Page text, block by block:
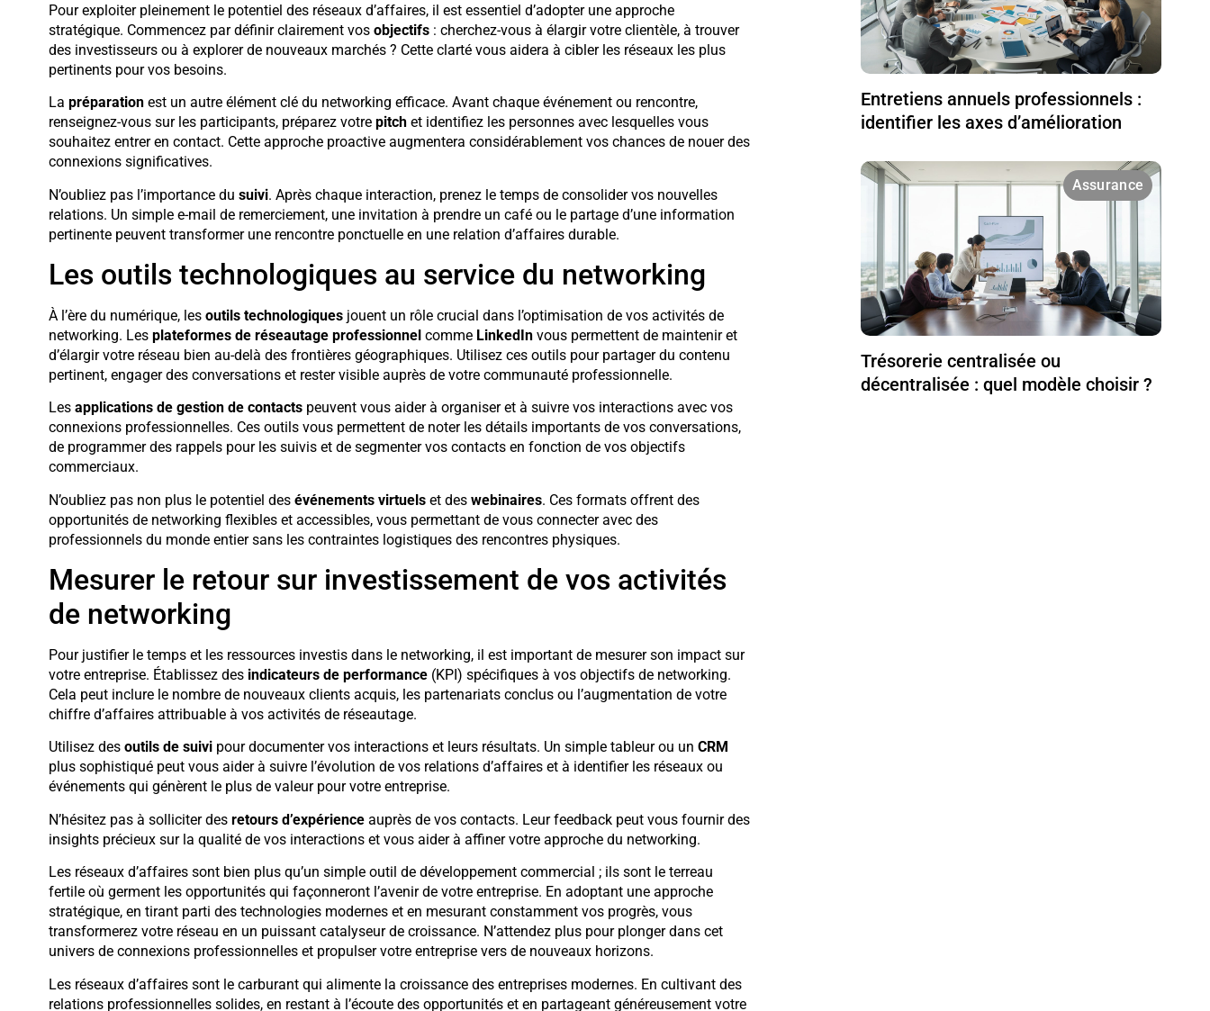
Pour exploiter pleinement le potentiel des réseaux d’affaires, il est essentiel d’adopter une approche
stratégique. Commencez par définir clairement vos objectifs: cherchez-vous à élargir votre clientèle, à trouver
des investisseurs ou à explorer de nouveaux marchés ? Cette clarté vous aidera à cibler les réseaux les plus
pertinents pour vos besoins.
La préparationest un autre élément clé du networking efficace. Avant chaque événement ou rencontre,
renseignez-vous sur les participants, préparez votre pitchet identifiez les personnes avec lesquelles vous
souhaitez entrer en contact. Cette approche proactive augmentera considérablement vos chances de nouer des
connexions significatives.
N’oubliez pas l’importance du suivi. Après chaque interaction, prenez le temps de consolider vos nouvelles
relations. Un simple e-mail de remerciement, une invitation à prendre un café ou le partage d’une information
pertinente peuvent transformer une rencontre ponctuelle en une relation d’affaires durable.
Les outils technologiques au service du networking
À l’ère du numérique, les outils technologiquesjouent un rôle crucial dans l’optimisation de vos activités de
networking. Les plateformes de réseautage professionnelcomme LinkedInvous permettent de maintenir et
d’élargir votre réseau bien au-delà des frontières géographiques. Utilisez ces outils pour partager du contenu
pertinent, engager des conversations et rester visible auprès de votre communauté professionnelle.
Les applications de gestion de contactspeuvent vous aider à organiser et à suivre vos interactions avec vos
connexions professionnelles. Ces outils vous permettent de noter les détails importants de vos conversations,
de programmer des rappels pour les suivis et de segmenter vos contacts en fonction de vos objectifs
commerciaux.
N’oubliez pas non plus le potentiel des événements virtuelset des webinaires. Ces formats offrent des
opportunités de networking flexibles et accessibles, vous permettant de vous connecter avec des
professionnels du monde entier sans les contraintes logistiques des rencontres physiques.
Mesurer le retour sur investissement de vos activités
de networking
Pour justifier le temps et les ressources investis dans le networking, il est important de mesurer son impact sur
votre entreprise. Établissez des indicateurs de performance(KPI) spécifiques à vos objectifs de networking.
Cela peut inclure le nombre de nouveaux clients acquis, les partenariats conclus ou l’augmentation de votre
chiffre d’affaires attribuable à vos activités de réseautage.
Utilisez des outils de suivipour documenter vos interactions et leurs résultats. Un simple tableur ou un CRM
plus sophistiqué peut vous aider à suivre l’évolution de vos relations d’affaires et à identifier les réseaux ou
événements qui génèrent le plus de valeur pour votre entreprise.
N’hésitez pas à solliciter des retours d’expérienceauprès de vos contacts. Leur feedback peut vous fournir des
insights précieux sur la qualité de vos interactions et vous aider à affiner votre approche du networking.
Les réseaux d’affaires sont bien plus qu’un simple outil de développement commercial ; ils sont le terreau
fertile où germent les opportunités qui façonneront l’avenir de votre entreprise. En adoptant une approche
stratégique, en tirant parti des technologies modernes et en mesurant constamment vos progrès, vous
transformerez votre réseau en un puissant catalyseur de croissance. N’attendez plus pour plonger dans cet
univers de connexions professionnelles et propulser votre entreprise vers de nouveaux horizons.
Les réseaux d’affaires sont le carburant qui alimente la croissance des entreprises modernes. En cultivant des
relations professionnelles solides, en restant à l’écoute des opportunités et en partageant généreusement votre
Entretiens annuels professionnels :
identifier les axes d’amélioration
Assurance
Trésorerie centralisée ou
décentralisée : quel modèle choisir ?